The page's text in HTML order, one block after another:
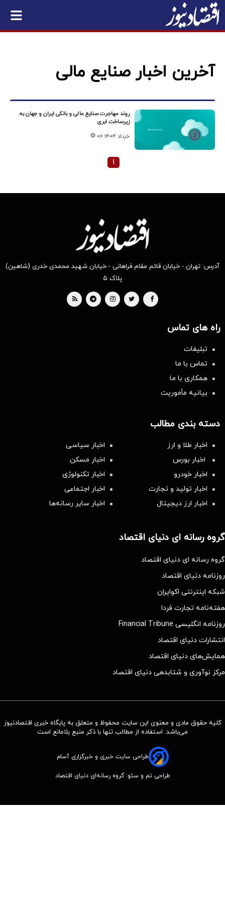
آخرین اخبار صنایع مالی
روند مهاجرت صنایع مالی و بانکی ایران و جهان به
زیرساخت ابری
۰۶ خرداد ۱۴۰۴
۱
آدرس: تهران - خیابان قائم مقام فراهانی - خیابان شهید محمدی خدری (شاهین)
پلاک ۵
راه های تماس
تبلیغات
تماس با ما
همکاری با ما
بیانیه مأموریت
دسته بندی مطالب
اخبار طلا و ارز
اخبار سیاسی
اخبار بورس
اخبار مسکن
اخبار خودرو
اخبار تکنولوژی
اخبار تولید و تجارت
اخبار اجتماعی
اخبار ارز دیجیتال
اخبار سایر رسانه‌‌ها
گروه رسانه ای دنیای اقتصاد
گروه رسانه ای دنیای اقتصاد
روزنامه دنیای اقتصاد
شبکه اینترنتی اکوایران
هفته‌نامه تجارت فردا
روزنامه انگلیسی Financial Tribune
انتشارات دنیای اقتصاد
همایش‌های دنیای اقتصاد
مرکز نوآوری و شتابدهی دنیای اقتصاد
کلیه حقوق مادی و معنوی این سایت محفوظ و متعلق به پایگاه خبری اقتصادنیوز
می‌باشد. استفاده از مطالب تنها با ذکر منبع بلامانع است
طراحی سایت خبری و خبرگزاری آسام
طراحی تم و سئو: گروه رسانه‌ای دنیای اقتصاد